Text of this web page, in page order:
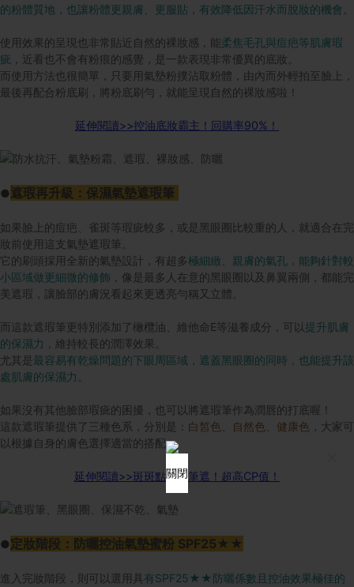
關閉
的粉體質地，也讓粉體更親膚、更服貼，有效降低因汗水而脫妝的機會
使用效果的呈現也非常貼近自然的裸妝感，能柔焦毛孔與痘疤等肌膚瑕
疵 ，近看也不會有粉痕的感覺，是一款表現非常優異的底妝。
而使用方法也很簡單，只要用氣墊粉撲沾取粉體，由內而外輕拍至臉上，
最後再配合粉底刷，將粉底刷勻，就能呈現自然的裸妝感啦！
延伸閱讀>>控油底妝霸主！回購率90% ！
●遮瑕再升級：保濕氣墊遮瑕筆
如果臉上的痘疤、雀斑等瑕疵較多，或是黑眼圈比較重的人，就適合在完
妝前使用這支氣墊遮瑕筆。
它的刷頭採用全新的氣墊設計，有超多極細緻、親膚的氣孔，能夠針對較
小區域做更細微的修飾 ，像是最多人在意的黑眼圈以及鼻翼兩側，都能完
美遮瑕，讓臉部的膚況看起來更透亮勻稱又立體。
而這款遮瑕筆更特別添加了橄欖油、維他命E等滋養成分，可以提升肌膚
的保濕力
，維持較長的潤澤效果。
尤其是 最容易有乾燥問題的下眼周區域，遮蓋黑眼圈的同時，也能提升該
處肌膚的保濕力
如果沒有其他臉部瑕疵的困擾，也可以將遮瑕筆作為潤唇的打底喔！
這款遮瑕筆提供了三種色系，分別是： 白皙色、自然色、健康色
，大家可
以根據自身的膚色選擇適當的搭配。
延伸閱讀>>斑斑點點一筆遮！超高CP值！
● 定妝階段：防曬控油氣墊蜜粉 SPF25★★
進入完妝階段，則可以選用具有SPF25★★防曬係數且控油效果極佳的